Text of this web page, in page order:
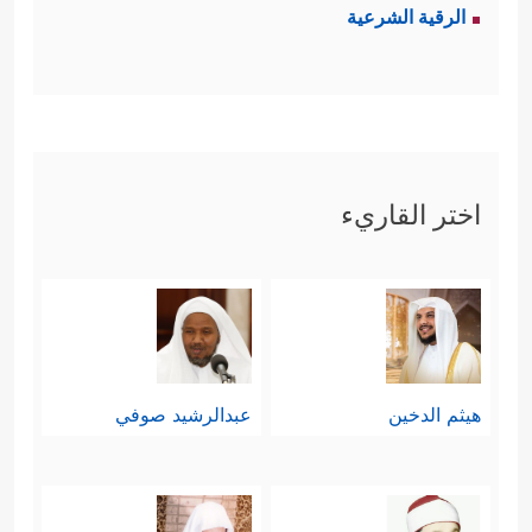
ثالثًا: إنَّ بداية التفكير السليم الذي يقود
ٱلنَّهَارَ فِی ٱلَّیۡلِ وَأَنَّ ٱللَّهَ سَمِیعُۢ بَصِیرࣱ﴾
ٱللَّهَ أَنزَلَ مِنَ ٱلسَّمَاۤءِ مَاۤءࣰ فَتُصۡبِحُ ٱلۡأَرۡضُ مُخۡضَرَّةًۚ إِنَّ
ٱللَّهَ لَطِیفٌ خَبِیرࣱ﴾
، ثم النظر في تسخير هذا
لَكُم مَّا فِی ٱلۡأَرۡضِ وَٱلۡفُلۡكَ تَجۡرِی فِی ٱلۡبَحۡرِ بِأَمۡرِهِۦ
الرقية الشرعية
اختر القاريء
هيثم الدخين عبدالرشيد صوفي